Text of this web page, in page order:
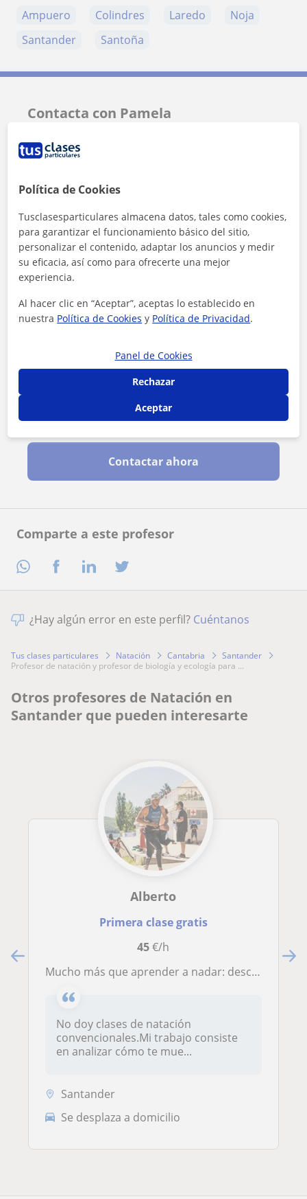
Comparte a este profesor
Ampuero Colindres Laredo
Noja
Santander
Santoña
Contacta con Pamela
Tarifa
1ª clase gratis
Al hacer clic, aceptas nuestroaviso legaly deprivacidad
Contactar ahora
¿Hay algún error en este perfil? Cuéntanos
Tus clases particulares Natación Cantabria
Santander
profesor de natación y profesor de biología y ecología para ...
Otros profesores de Natación en
Santander que pueden interesarte
Alberto
Primera clase gratis
45€/h
Mucho más que aprender a nadar: descubre de lo que eres capaz en el agua
No doy clases de natación
convencionales.Mi trabajo consiste
en analizar cómo te mue...
Santander
Se desplaza a domicilio
Política de Cookies
Tusclasesparticulares almacena datos, tales como cookies,
para garantizar el funcionamiento básico del sitio,
personalizar el contenido, adaptar los anuncios y medir
su eficacia, así como para ofrecerte una mejor
experiencia.
Al hacer clic en “Aceptar”, aceptas lo establecido en
nuestra Política de Cookies y Política de Privacidad.
Panel de Cookies
Rechazar
Aceptar